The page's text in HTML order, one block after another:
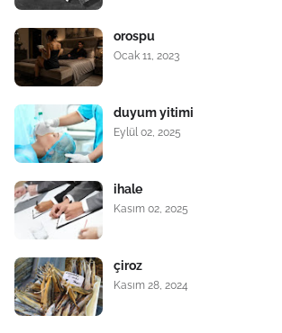
orospu
Ocak 11, 2023
duyum yitimi
Eylül 02, 2025
ihale
Kasım 02, 2025
çiroz
Kasım 28, 2024